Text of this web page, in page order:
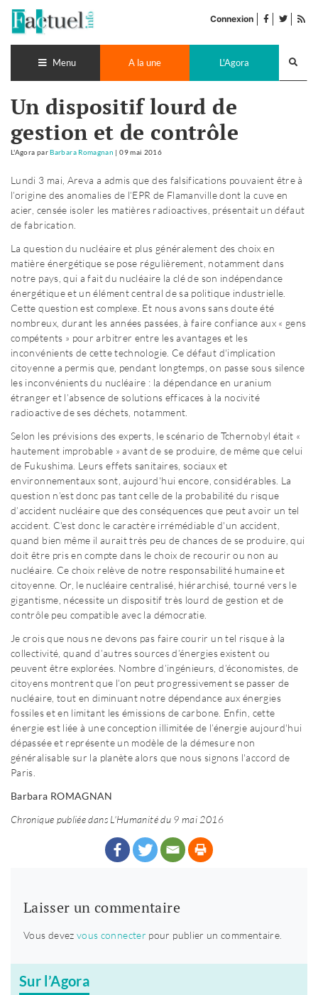
contenu
Connexion facebook
twitter
Menu A la une L'Agora
Un dispositif lourd de
gestion et de contrôle
L'Agora parBarbara Romagnan |09 mai 2016
Lundi 3 mai, Areva a admis que des falsifications pouvaient être à
l’origine des anomalies de l’EPR de Flamanville dont la cuve en
acier, censée isoler les matières radioactives, présentait un défaut
de fabrication.
La question du nucléaire et plus généralement des choix en
matière énergétique se pose régulièrement, notamment dans
notre pays, qui a fait du nucléaire la clé de son indépendance
énergétique et un élément central de sa politique industrielle.
Cette question est complexe. Et nous avons sans doute été
nombreux, durant les années passées, à faire confiance aux « gens
compétents » pour arbitrer entre les avantages et les
inconvénients de cette technologie. Ce défaut d'implication
citoyenne a permis que, pendant longtemps, on passe sous silence
les inconvénients du nucléaire : la dépendance en uranium
étranger et l’absence de solutions efficaces à la nocivité
radioactive de ses déchets, notamment.
Selon les prévisions des experts, le scénario de Tchernobyl était «
hautement improbable » avant de se produire, de même que celui
de Fukushima. Leurs effets sanitaires, sociaux et
environnementaux sont, aujourd'hui encore, considérables. La
question n’est donc pas tant celle de la probabilité du risque
d’accident nucléaire que des conséquences que peut avoir un tel
accident. C'est donc le caractère irrémédiable d'un accident,
quand bien même il aurait très peu de chances de se produire, qui
doit être pris en compte dans le choix de recourir ou non au
nucléaire. Ce choix relève de notre responsabilité humaine et
citoyenne. Or, le nucléaire centralisé, hiérarchisé, tourné vers le
gigantisme, nécessite un dispositif très lourd de gestion et de
contrôle peu compatible avec la démocratie.
Je crois que nous ne devons pas faire courir un tel risque à la
collectivité, quand d’autres sources d’énergies existent ou
peuvent être explorées. Nombre d’ingénieurs, d’économistes, de
citoyens montrent que l’on peut progressivement se passer de
nucléaire, tout en diminuant notre dépendance aux énergies
fossiles et en limitant les émissions de carbone. Enfin, cette
énergie est liée à une conception illimitée de l’énergie aujourd'hui
dépassée et représente un modèle de la démesure non
généralisable sur la planète alors que nous signons l'accord de
Paris.
Barbara ROMAGNAN
Chronique publiée dans L'Humanité du 9 mai 2016
Laisser un commentaire
Vous devez vous connecter pour publier un commentaire.
Sur l’Agora